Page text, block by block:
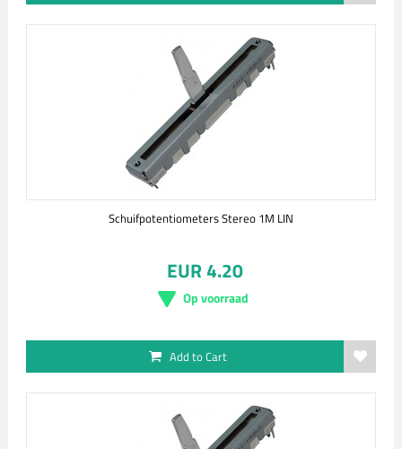
Schuifpotentiometers Stereo 1M LIN
EUR 4.20
Op voorraad
Add to Cart